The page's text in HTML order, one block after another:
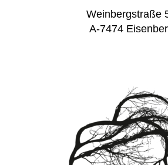
Weinbergstraße
A-7474